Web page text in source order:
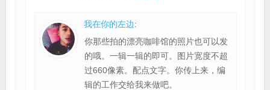
我在你的左边:
你那些拍的漂亮咖啡馆的照片也可以发
的哦。一辑一辑的即可。图片宽度不超
过660像素。配点文字。你传上来，编
辑的工作交给我来做吧。